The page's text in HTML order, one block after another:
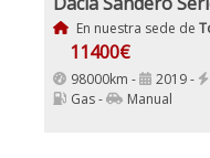
En nuestra sede de
11400€
98000km - 2019 -
Gas -
Manual